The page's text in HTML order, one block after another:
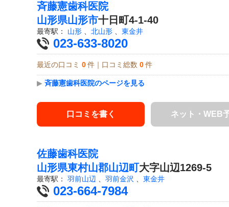
斉藤憲歯科医院
山形県山形市十日町4-1-40
最寄駅： 山形 、 北山形 、 東金井
023-633-8020
最近の口コミ 0 件｜口コミ総数 0 件
▶ 斉藤憲歯科医院のページを見る
口コミを書く ネット・WEB
佐藤歯科医院
山形県東村山郡山辺町大字山辺1269-5
最寄駅： 羽前山辺 羽前金沢 東金井
023-664-7984